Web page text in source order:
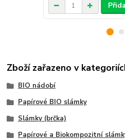
Zboží zařazeno v
BIO nádobí
Papírové BIO slámky
Slámky (brčka)
Papírové a Biokompozitní